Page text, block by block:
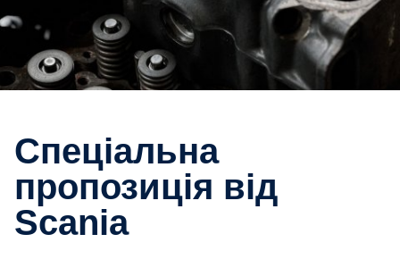
Спеціальна
пропозиція від
Scania